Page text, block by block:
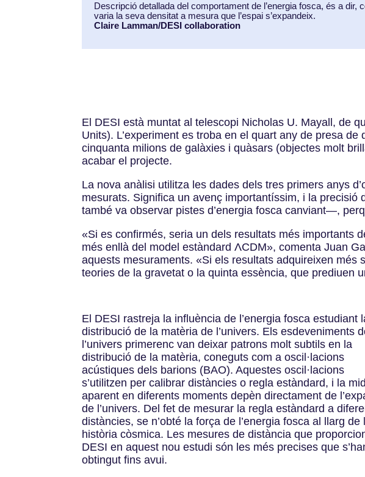
Descripció detallada del comportament de l’energia fosca, és a dir,
varia la seva densitat a mesura que l’espai s’expandeix.
Claire Lamman/DESI collaboration
El DESI està muntat al telescopi Nicholas U. Mayall, de
Units). L’experiment es troba en el quart any de presa
cinquanta milions de galàxies i quàsars (objectes molt
acabar el projecte.
La nova anàlisi utilitza les dades dels tres primers anys
mesurats. Significa un avenç importantíssim, i la
també va observar pistes d’energia fosca canviant—,
«Si es confirmés, seria un dels resultats més importants
més enllà del model estàndard ΛCDM», comenta Juan
aquests mesuraments. «Si els resultats adquireixen
teories de la gravetat o la quinta essència, que prediuen
El DESI rastreja la influència de l’energia fosca estudiant
distribució de la matèria de l’univers. Els esdeveniments
l’univers primerenc van deixar patrons molt subtils en la
distribució de la matèria, coneguts com a oscil·lacions
acústiques dels barions (BAO). Aquestes oscil·lacions
s’utilitzen per calibrar distàncies o regla estàndard, i la
aparent en diferents moments depèn directament de
de l’univers. Del fet de mesurar la regla estàndard a
distàncies, se n’obté la força de l’energia fosca al llarg de
història còsmica. Les mesures de distància que
DESI en aquest nou estudi són les més precises que
obtingut fins avui.